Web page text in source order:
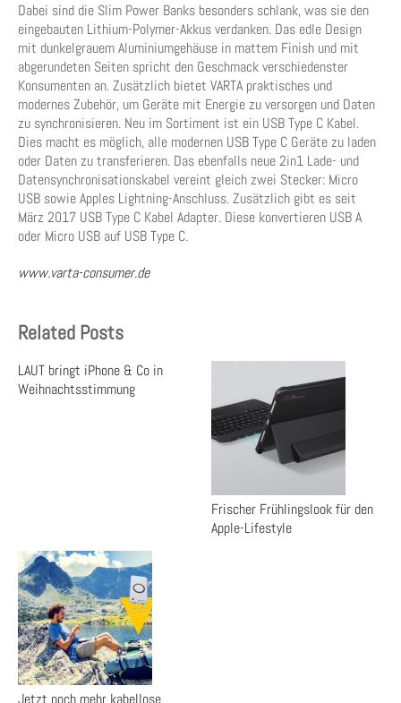
Dabei sind die Slim Power Banks besonders schlank, was sie den
eingebauten Lithium-Polymer-Akkus verdanken. Das edle Design
mit dunkelgrauem Aluminiumgehäuse in mattem Finish und mit
abgerundeten Seiten spricht den Geschmack verschiedenster
Konsumenten an. Zusätzlich bietet VARTA praktisches und
modernes Zubehör, um Geräte mit Energie zu versorgen und Daten
zu synchronisieren. Neu im Sortiment ist ein USB Type C Kabel.
Dies macht es möglich, alle modernen USB Type C Geräte zu laden
oder Daten zu transferieren. Das ebenfalls neue 2in1 Lade- und
Datensynchronisationskabel vereint gleich zwei Stecker: Micro
USB sowie Apples Lightning-Anschluss. Zusätzlich gibt es seit
März 2017 USB Type C Kabel Adapter. Diese konvertieren USB A
oder Micro USB auf USB Type C.
www.varta-consumer.de
Related Posts
LAUT bringt iPhone & Co in
Weihnachtsstimmung
Frischer Frühlingslook für den
Apple-Lifestyle
Jetzt noch mehr kabellose